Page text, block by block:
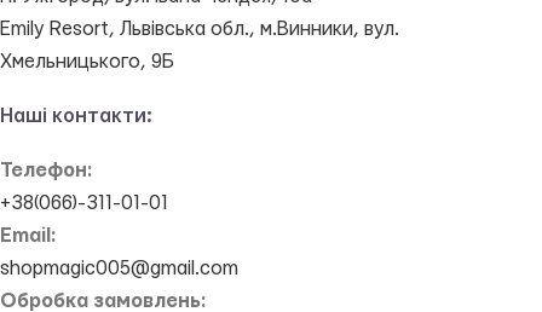
Emily Resort, Львівська обл., м.Винники, вул.
Хмельницького, 9Б
Наші контакти:
Телефон:
+38(066)-311-01-01
Email:
shopmagic005@gmail.com
Обробка замовлень: